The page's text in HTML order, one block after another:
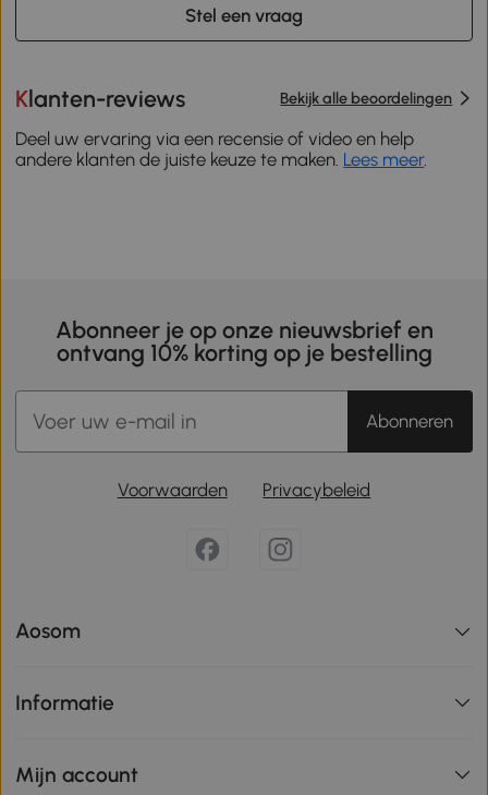
Stel een vraag
Klanten-reviews Bekijk alle beoordelingen
Deel uw ervaring via een recensie of video en help
andere klanten de juiste keuze te maken. Lees meer.
Abonneer je op onze nieuwsbrief en
ontvang 10% korting op je bestelling
Abonneren
Voorwaarden Privacybeleid
Aosom
Informatie
Mijn account